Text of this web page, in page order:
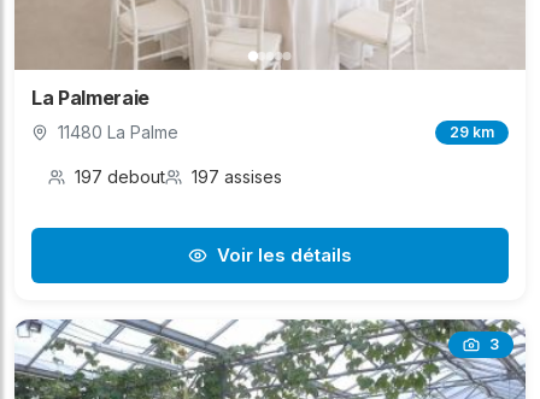
La Palmeraie
11480 La Palme 29 km
197 debout 197 assises
Voir les détails
3